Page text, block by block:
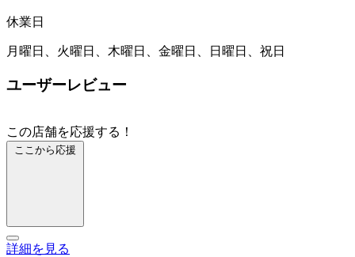
休業日
月曜日、火曜日、木曜日、金曜日、日曜日、祝日
ユーザーレビュー
この店舗を応援する！
ここから応援
詳細を見る